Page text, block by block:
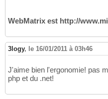
WebMatrix est http://
3logy, le 16/01/2011 à 03h46
J'aime bien l'ergonomie! pas
php et du .net!